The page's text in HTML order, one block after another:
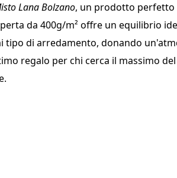
Lana Bolzano, un prodotto perfetto
da 400g/m² offre un equilibrio
tipo di arredamento, donando
regalo per chi cerca il massimo